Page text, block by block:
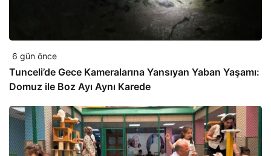
6 gün önce
Tunceli’de Gece Kameralarına Yansıyan Yaban Yaşamı:
Domuz ile Boz Ayı Aynı Karede